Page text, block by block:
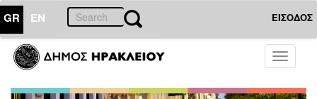
GR EN ΕΙΣΟΔΟΣ
Toggle
ΔΗΜΟΣ
Δελτία